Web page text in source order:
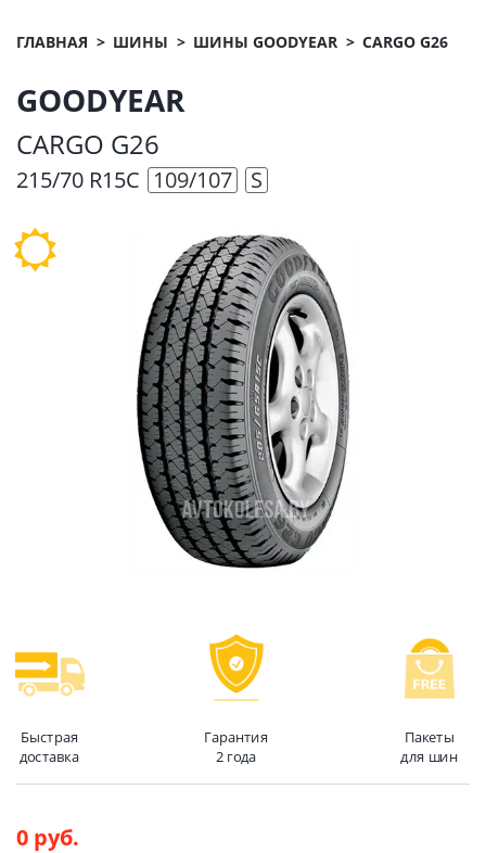
ГЛАВНАЯ ШИНЫ ШИНЫ GOODYEAR CARGO G26
GOODYEAR
CARGO G26
215/70 R15C 109/107 S
Быстрая
доставка
Гарантия
2 года
Пакеты
для шин
0 руб.